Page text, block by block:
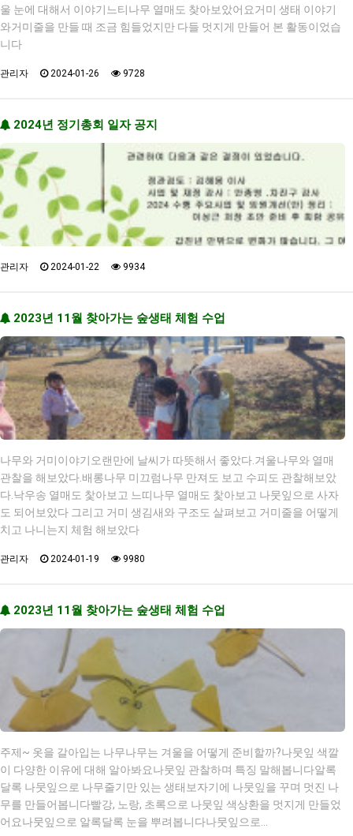
울 눈에 대해서 이야기느티나무 열매도 찾아보았어요거미 생태 이야기
와거미줄을 만들 때 조금 힘들었지만 다들 멋지게 만들어 본 활동이었습
니다
관리자 2024-01-26 9728
2024년 정기총회 일자 공지
관리자 2024-01-22 9934
2023년 11월 찾아가는 숲생태 체험 수업
나무와 거미이야기오랜만에 날씨가 따뜻해서 좋았다.겨울나무와 열매
관찰을 해보았다.배롱나무 미끄럼나무 만져도 보고 수피도 관찰해보았
다.낙우송 열매도 찿아보고 느띠나무 열매도 찿아보고 나뭇잎으로 사자
도 되어보았다 그리고 거미 생김새와 구조도 살펴보고 거미줄을 어떻게
치고 나니는지 체험 해보았다
관리자 2024-01-19 9980
2023년 11월 찾아가는 숲생태 체험 수업
주제~ 옷을 갈아입는 나무나무는 겨울을 어떻게 준비할까?나뭇잎 색깔
이 다양한 이유에 대해 알아봐요나뭇잎 관찰하며 특징 말해봅니다알록
달록 나뭇잎으로 나무줄기만 있는 생태보자기에 나뭇잎을 꾸며 멋진 나
무를 만들어봅니다빨강, 노랑, 초록으로 나뭇잎 색상환을 멋지게 만들었
어요나뭇잎으로 알록달록 눈을 뿌려봅니다나뭇잎으로…